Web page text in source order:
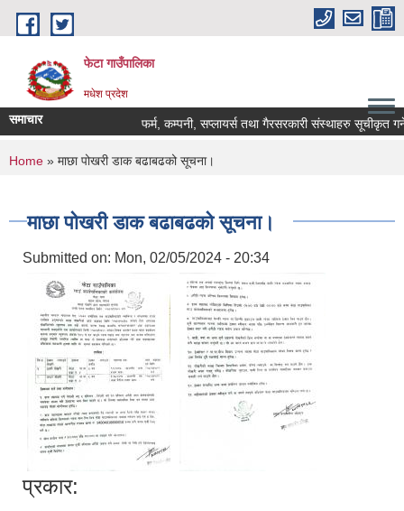
Skip to main content
फेटा गाउँपालिका
मधेश प्रदेश
समाचार फर्म, कम्पनी, सप्लायर्स तथा गैरसरकारी संस्थाहरु सूचीकृत
You are here
Home » माछा पोखरी डाक बढाबढको सूचना।
माछा पोखरी डाक बढाबढको सूचना।
Submitted on: Mon, 02/05/2024 - 20:34
प्रकार: